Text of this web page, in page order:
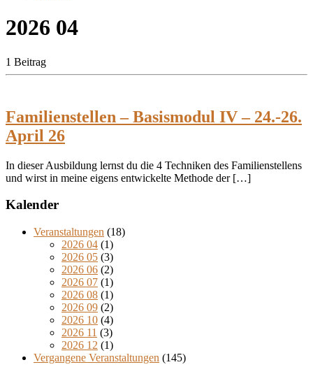
2026 04
1 Beitrag
Familienstellen – Basismodul IV – 24.-26.
April 26
In dieser Ausbildung lernst du die 4 Techniken des Familienstellens
und wirst in meine eigens entwickelte Methode der […]
Kalender
Veranstaltungen (18)
2026 04 (1)
2026 05 (3)
2026 06 (2)
2026 07 (1)
2026 08 (1)
2026 09 (2)
2026 10 (4)
2026 11 (3)
2026 12 (1)
Vergangene Veranstaltungen (145)